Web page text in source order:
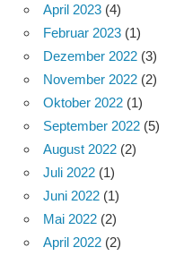
April 2023 (4)
Februar 2023 (1)
Dezember 2022 (3)
November 2022 (2)
Oktober 2022 (1)
September 2022 (5)
August 2022 (2)
Juli 2022 (1)
Juni 2022 (1)
Mai 2022 (2)
April 2022 (2)